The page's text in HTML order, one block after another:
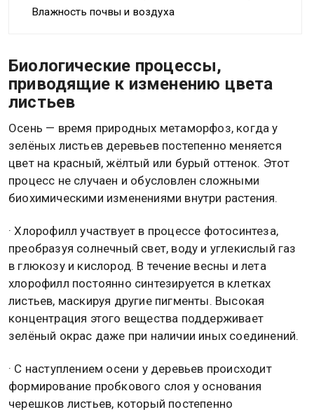
Влажность почвы и воздуха
Биологические процессы,
приводящие к изменению цвета
листьев
Осень — время природных метаморфоз, когда у
зелёных листьев деревьев постепенно меняется
цвет на красный, жёлтый или бурый оттенок. Этот
процесс не случаен и обусловлен сложными
биохимическими изменениями внутри растения.
· Хлорофилл участвует в процессе фотосинтеза,
преобразуя солнечный свет, воду и углекислый газ
в глюкозу и кислород. В течение весны и лета
хлорофилл постоянно синтезируется в клетках
листьев, маскируя другие пигменты. Высокая
концентрация этого вещества поддерживает
зелёный окрас даже при наличии иных соединений.
· С наступлением осени у деревьев происходит
формирование пробкового слоя у основания
черешков листьев, который постепенно